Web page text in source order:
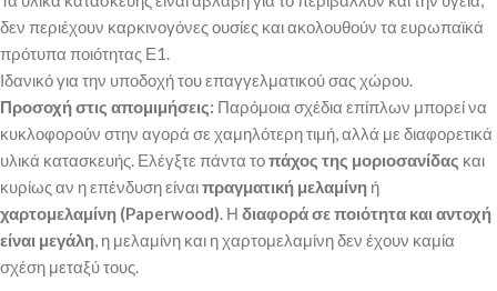
δεν περιέχουν καρκινογόνες ουσίες και ακολουθούν τα ευρωπαϊκά
πρότυπα ποιότητας Ε1.
Ιδανικό για την υποδοχή του επαγγελματικού σας χώρου.
Προσοχή στις απομιμήσεις: Παρόμοια σχέδια επίπλων μπορεί να
κυκλοφορούν στην αγορά σε χαμηλότερη τιμή, αλλά με διαφορετικά
υλικά κατασκευής. Ελέγξτε πάντα τοπάχος της μοριοσανίδας και
κυρίως αν η επένδυση είναιπραγματική μελαμίνη ή
χαρτομελαμίνη (Paperwood). Η διαφορά σε ποιότητα και αντοχή
είναι μεγάλη, η μελαμίνη και η χαρτομελαμίνη δεν έχουν καμία
σχέση μεταξύ τους.